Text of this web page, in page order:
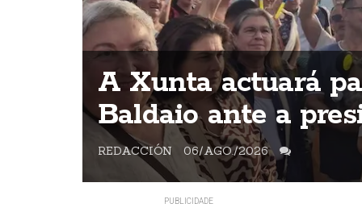
A Xunta actuará
Baldaio ante a
REDACCIÓN 06/AGO./2026
A veciñanza mantñen a